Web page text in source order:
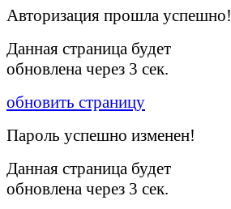
Авторизация прошла успешно!
Данная страница будет
обновлена через 3 сек.
обновить страницу
Пароль успешно изменен!
Данная страница будет
обновлена через 3 сек.